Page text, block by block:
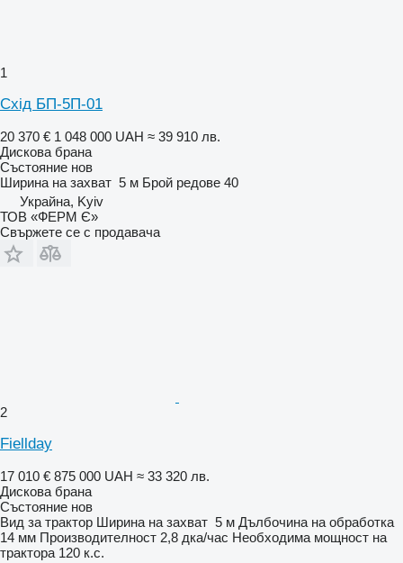
1
Схід БП-5П-01
20 370 € 1 048 000 UAH ≈ 39 910 лв.
Дискова брана
Състояние нов
Ширина на захват 5 м Брой редове 40
Украйна, Kyiv
ТОВ «ФЕРМ Є»
Свържете се с продавача
2
Fiellday
17 010 € 875 000 UAH ≈ 33 320 лв.
Дискова брана
Състояние нов
Вид за трактор Ширина на захват 5 м Дълбочина на обработка
14 мм Производителност 2,8 дка/час Необходима мощност на
трактора 120 к.с.